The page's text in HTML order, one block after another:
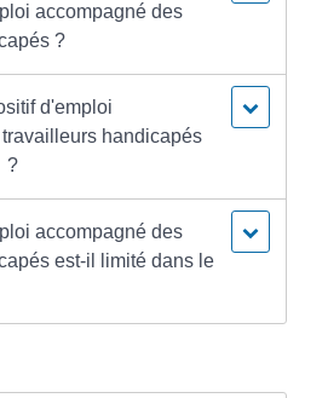
accompagné des
?
d'emploi
handicapés
?
accompagné des
est-il limité dans le